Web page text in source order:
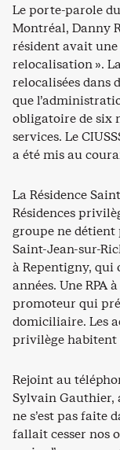
Le porte-parole
Montréal, Danny
résident avait
relocalisation ».
relocalisées dans
que
obligatoire de six
services. Le
a été mis au
La Résidence
Résidences
groupe ne détient
Saint-Jean-sur-
à Repentigny, qui
années. Une RPA
promoteur qui
domiciliaire. Les
privilège habitent
Rejoint au
Sylvain Gauthier,
ne s’est pas faite
fallait cesser nos